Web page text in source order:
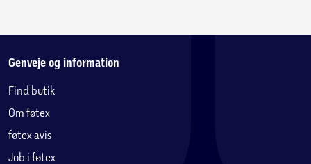
Genveje og information
Find butik
Om føtex
føtex avis
Job i føtex